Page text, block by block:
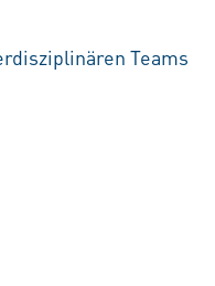
Teams